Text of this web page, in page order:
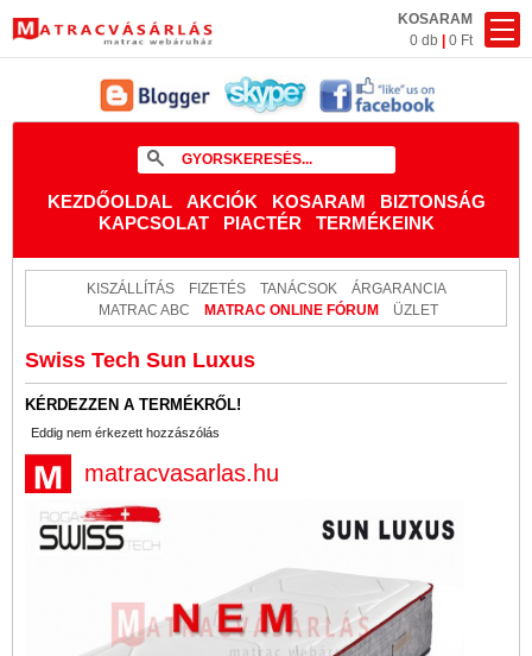
KOSARAM
0 db
0 Ft
KEZDŐOLDAL AKCIÓK KOSARAM
BIZTONSÁG
KAPCSOLAT
PIACTÉR TERMÉKEINK
KISZÁLLÍTÁS FIZETÉS TANÁCSOK
ÁRGARANCIA
MATRAC ABC
MATRAC ONLINE FÓRUM ÜZLET
Swiss Tech Sun Luxus
KÉRDEZZEN A TERMÉKRŐL!
Eddig nem érkezett hozzászólás
matracvasarlas.hu